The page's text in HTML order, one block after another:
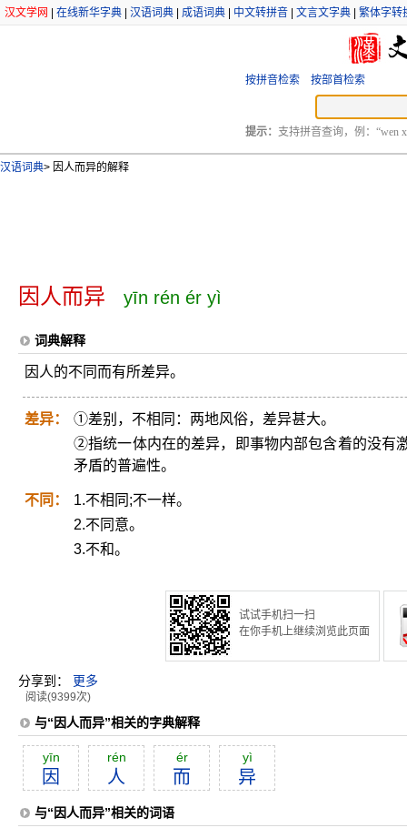
汉文学网 在线新华字典 汉语词典 成语词典 中文转拼音 文言文字典 繁体字转
按拼音检索 按部首检索
提示： 支持拼音查询，例：“wen
汉语词典> 因人而异的解释
因人而异 yīn rén ér yì
词典解释
因人的不同而有所差异。
差异：
①差别，不相同：两地风俗，差异甚大。
②指统一体内在的差异，即事物内部包含着的没有
矛盾的普遍性。
不同：
1.不相同;不一样。
2.不同意。
3.不和。
试试手机扫一扫
在你手机上继续浏览此页面
分享到： 更多
阅读(9399次)
与“因人而异”相关的字典解释
yīn
因
rén
人
ér
而
yì
异
与“因人而异”相关的词语